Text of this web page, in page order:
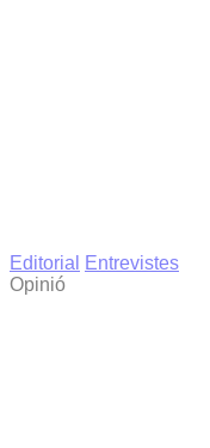
Editorial
Entrevistes
Opinió